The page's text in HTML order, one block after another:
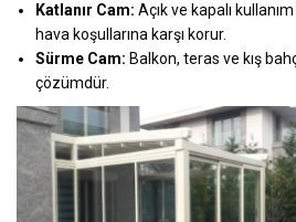
Katlanır Cam: Açık ve kapalı
hava koşullarına karşı korur.
Sürme Cam: Balkon, teras ve kış
çözümdür.